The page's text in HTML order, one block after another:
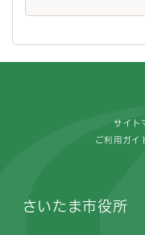
サイト
ご利用ガイ
さいたま市役所